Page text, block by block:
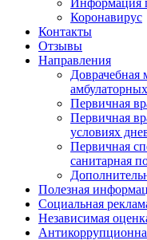
Информация
Коронавирус
Контакты
Отзывы
Направления
Доврачебная
Первичная
Первичная
условиях
Первичная
санитарная
Полезная
Социальная
Независимая